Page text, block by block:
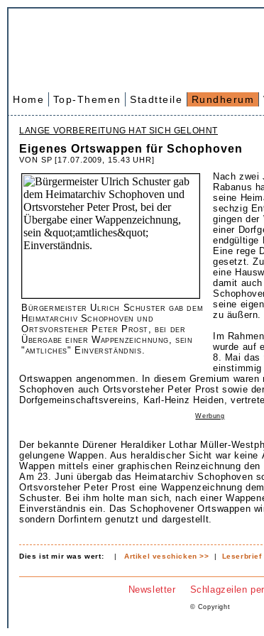
Home Top-Themen Stadtteile Rundherum
LANGE VORBEREITUNG HAT SICH GELOHNT
Eigenes Ortswappen für Schophoven
VON SP [17.07.2009, 15.43 UHR]
Bürgermeister Ulrich Schuster gab dem
Heimatarchiv Schophoven und
Ortsvorsteher Peter Prost, bei der
Übergabe einer Wappenzeichnung, sein
"amtliches" Einverständnis.
Nach
Rabanus
seine
sechzig
gingen der
einer
endgültige
Eine rege
gesetzt.
eine
damit
seine
zu äußern.
Im
wurde auf
8. Mai das
Ortswappen angenommen. In diesem Gremium
Schophoven auch Ortsvorsteher Peter Prost sowie
Dorfgemeinschaftsvereins, Karl-Heinz Heiden,
Werbung
Der bekannte Dürener Heraldiker Lothar Müller-
gelungene Wappen. Aus heraldischer Sicht war keine
Wappen mittels einer graphischen Reinzeichnung
Am 23. Juni übergab das Heimatarchiv Schophoven
Ortsvorsteher Peter Prost eine Wappenzeichnung
Schuster. Bei ihm holte man sich, nach einer
Einverständnis ein. Das Schophovener Ortswappen
sondern Dorfintern genutzt und dargestellt.
Dies ist mir was wert: |Artikel veschicken >> | Leserbrief
Newsletter Schlagzeilen
© Copyright